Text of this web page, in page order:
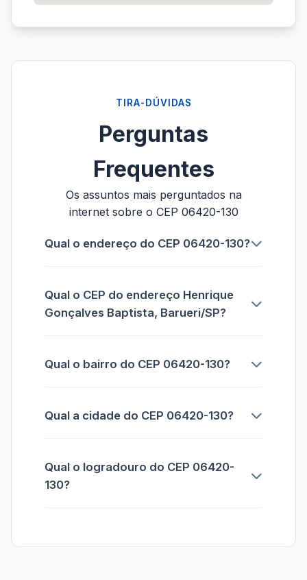
TIRA-DÚVIDAS
Perguntas
Frequentes
Os assuntos mais perguntados na
internet sobre o CEP 06420-130
Qual o endereço do CEP 06420-130?
Qual o CEP do endereço Henrique
Gonçalves Baptista, Barueri/SP?
Qual o bairro do CEP 06420-130?
Qual a cidade do CEP 06420-130?
Qual o logradouro do CEP 06420-
130?